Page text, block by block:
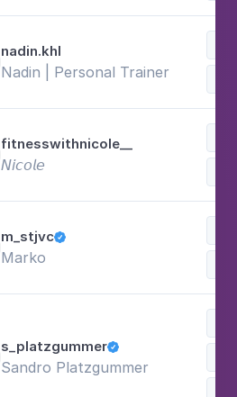
nadin.khl
Nadin | Personal Trainer
fitnesswithnicole__
𝘕𝘪𝘤𝘰𝘭𝘦
m_stjvc
Marko
s_platzgummer
Sandro Platzgummer